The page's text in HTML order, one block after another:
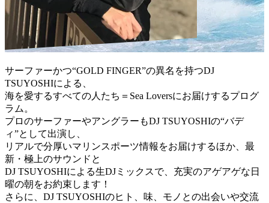
サーファーかつ“GOLD FINGER”の異名を持つDJ
TSUYOSHIによる、
海を愛するすべての人たち＝Sea Loversにお届けするプログ
ラム。
プロのサーファーやアングラーもDJ TSUYOSHIの“バデ
ィ”として出演し、
リアルで分厚いマリンスポーツ情報をお届けするほか、最
新・極上のサウンドと
DJ TSUYOSHIによる生DJミックスで、充実のアゲアゲな日
曜の朝をお約束します！
さらに、DJ TSUYOSHIのヒト、味、モノとの出会いや交流